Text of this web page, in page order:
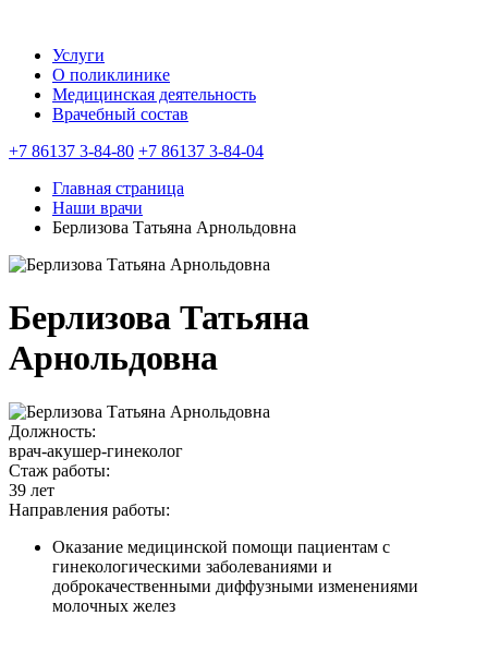
Услуги
О поликлинике
Медицинская деятельность
Врачебный состав
+7 86137 3‑84-80 +7 86137 3‑84-04
Главная страница
Наши врачи
Берлизова Татьяна Арнольдовна
Берлизова Татьяна
Арнольдовна
Должность:
врач-акушер-гинеколог
Стаж работы:
39 лет
Направления работы:
Оказание медицинской помощи пациентам с
гинекологическими заболеваниями и
доброкачественными диффузными изменениями
молочных желез